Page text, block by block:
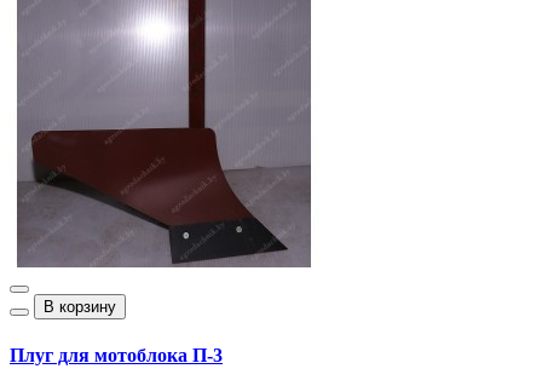
В корзину
Плуг для мотоблока П-3